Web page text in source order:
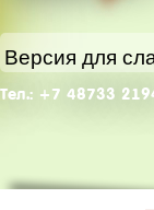
Версия для
Тел.: +7 48733